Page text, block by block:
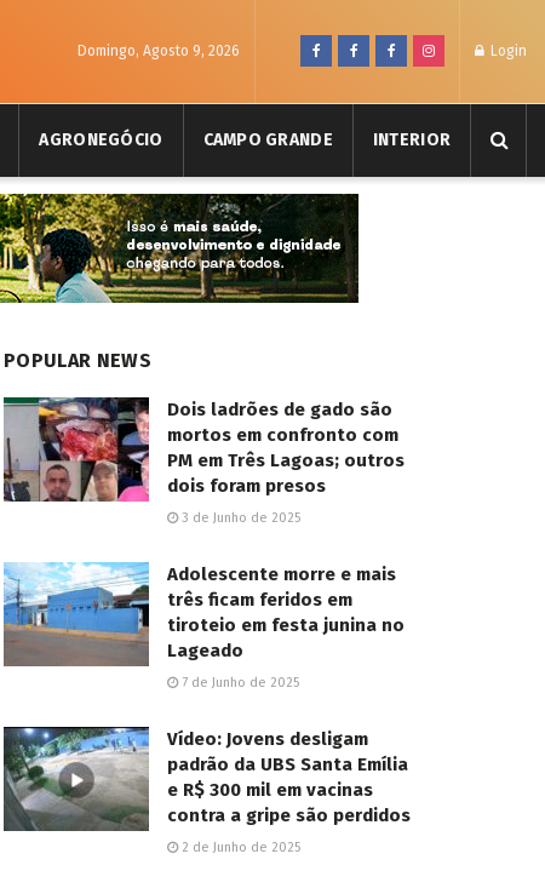
Domingo, Agosto 9, 2026 Login
AGRONEGÓCIO CAMPO GRANDE INTERIOR
POPULAR NEWS
Dois ladrões de gado são
mortos em confronto com
PM em Três Lagoas; outros
dois foram presos
3 de Junho de 2025
Adolescente morre e mais
três ficam feridos em
tiroteio em festa junina no
Lageado
7 de Junho de 2025
Vídeo: Jovens desligam
padrão da UBS Santa Emília
e R$ 300 mil em vacinas
contra a gripe são perdidos
2 de Junho de 2025